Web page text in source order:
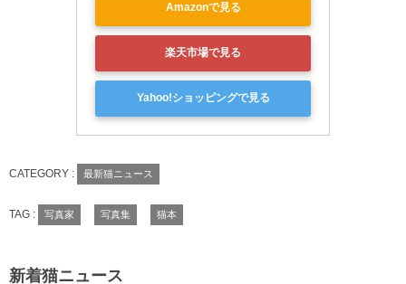
Amazonで見る
楽天市場で見る
Yahoo!ショッピングで見る
CATEGORY : 最新猫ニュース
TAG : 写真家 写真集 猫本
新着猫ニュース